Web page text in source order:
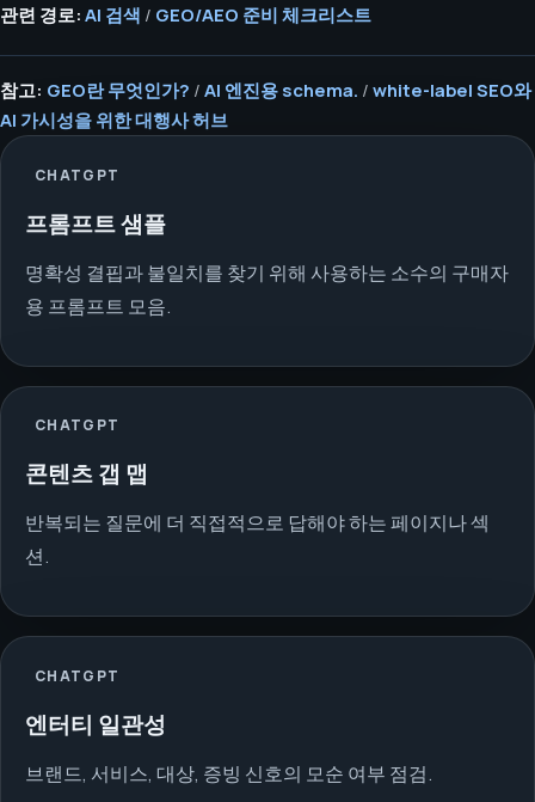
관련 경로: AI 검색 / GEO/AEO 준비 체크리스트
참고: GEO란 무엇인가? / AI 엔진용 schema. / white-label SEO와
AI 가시성을 위한 대행사 허브
CHATGPT
프롬프트 샘플
명확성 결핍과 불일치를 찾기 위해 사용하는 소수의 구매자
용 프롬프트 모음.
CHATGPT
콘텐츠 갭 맵
반복되는 질문에 더 직접적으로 답해야 하는 페이지나 섹
션.
CHATGPT
엔터티 일관성
브랜드, 서비스, 대상, 증빙 신호의 모순 여부 점검.